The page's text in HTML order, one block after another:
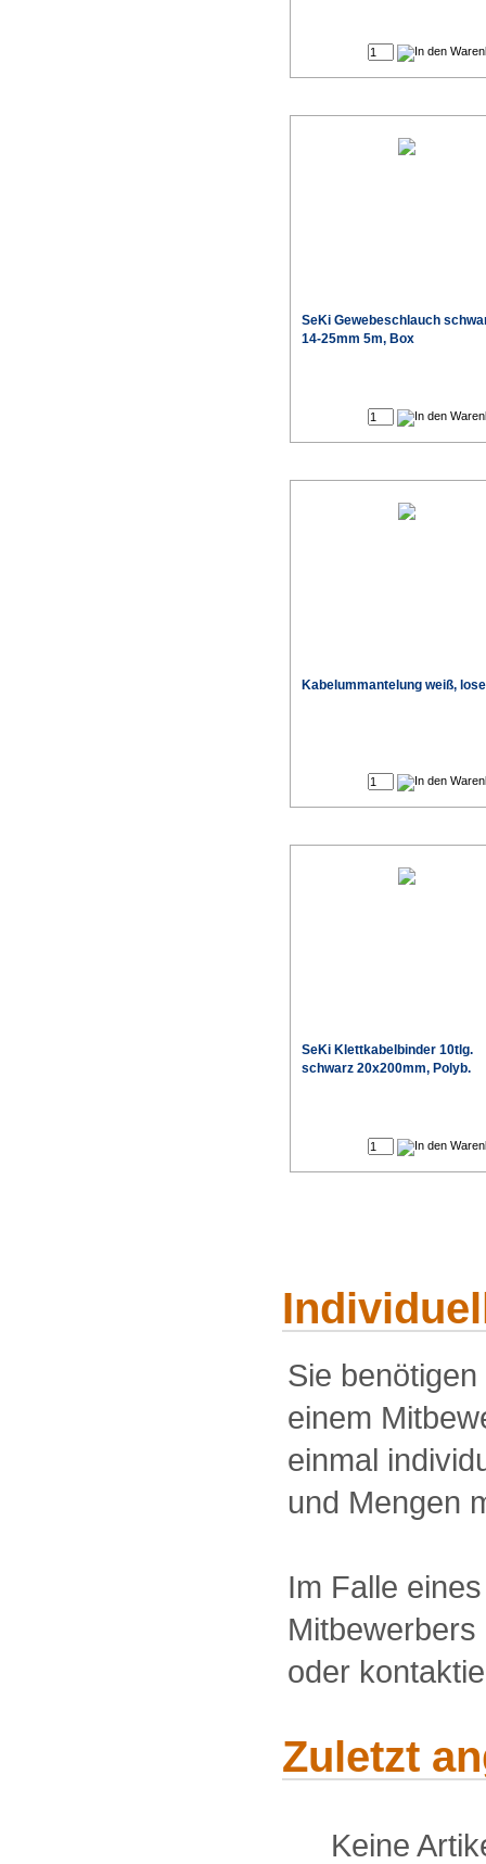
SeKi Gewebeschlauch
14-25mm 5m, Box
Kabelummantelung weiß, lose
SeKi Klettkabelbinder 10tlg.
schwarz 20x200mm, Polyb.
Sie
einem
einmal
und Mengen
Im Falle
oder
Zuletzt
Keine